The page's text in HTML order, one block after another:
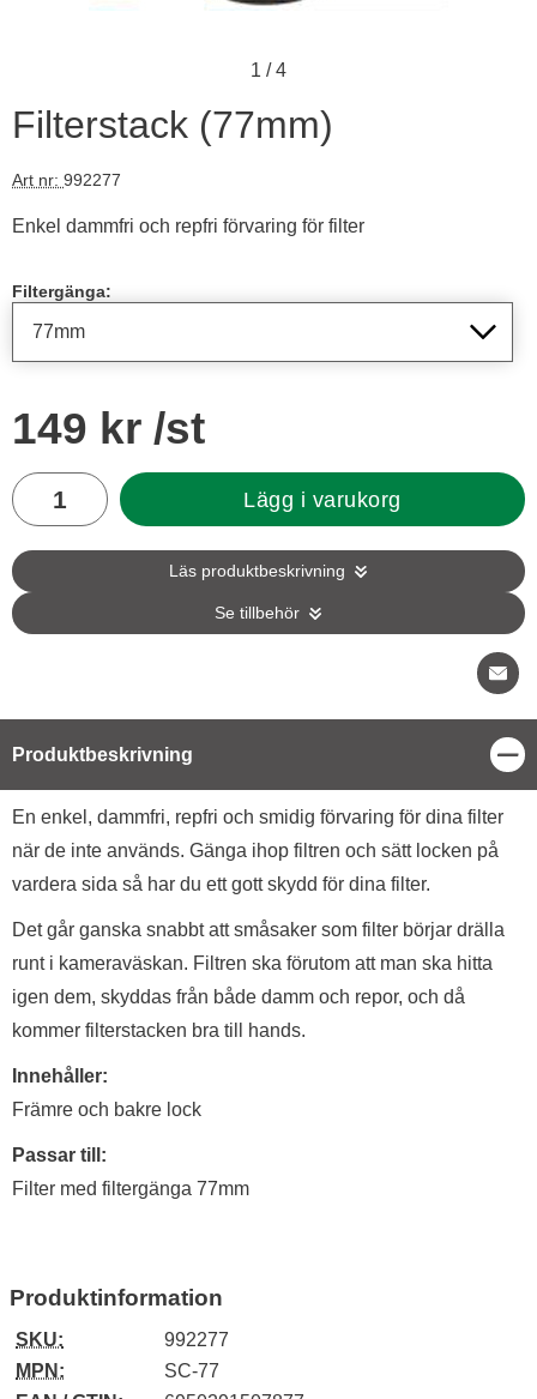
1 /4
Filterstack (77mm)
Art nr: 992277
Enkel dammfri och repfri förvaring för filter
Filtergänga:
pris
149 kr /st
antal
Lägg i varukorg
Läs produktbeskrivning
Se tillbehör
Produktbeskrivning
Produktbeskrivning
En enkel, dammfri, repfri och smidig förvaring för dina filter
när de inte används. Gänga ihop filtren och sätt locken på
vardera sida så har du ett gott skydd för dina filter.
Det går ganska snabbt att småsaker som filter börjar drälla
runt i kameraväskan. Filtren ska förutom att man ska hitta
igen dem, skyddas från både damm och repor, och då
kommer filterstacken bra till hands.
Innehåller:
Främre och bakre lock
Passar till:
Filter med filtergänga 77mm
Produktinformation
SKU:
992277
MPN:
SC-77